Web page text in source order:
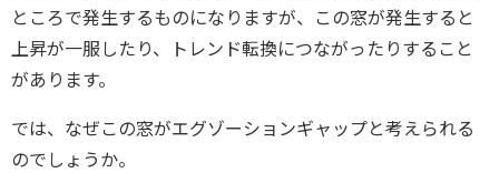
ところで発生するものになりますが、この窓が発生すると
上昇が一服したり、トレンド転換につながったりすること
があります。
では、なぜこの窓がエグゾーションギャップと考えられる
のでしょうか。